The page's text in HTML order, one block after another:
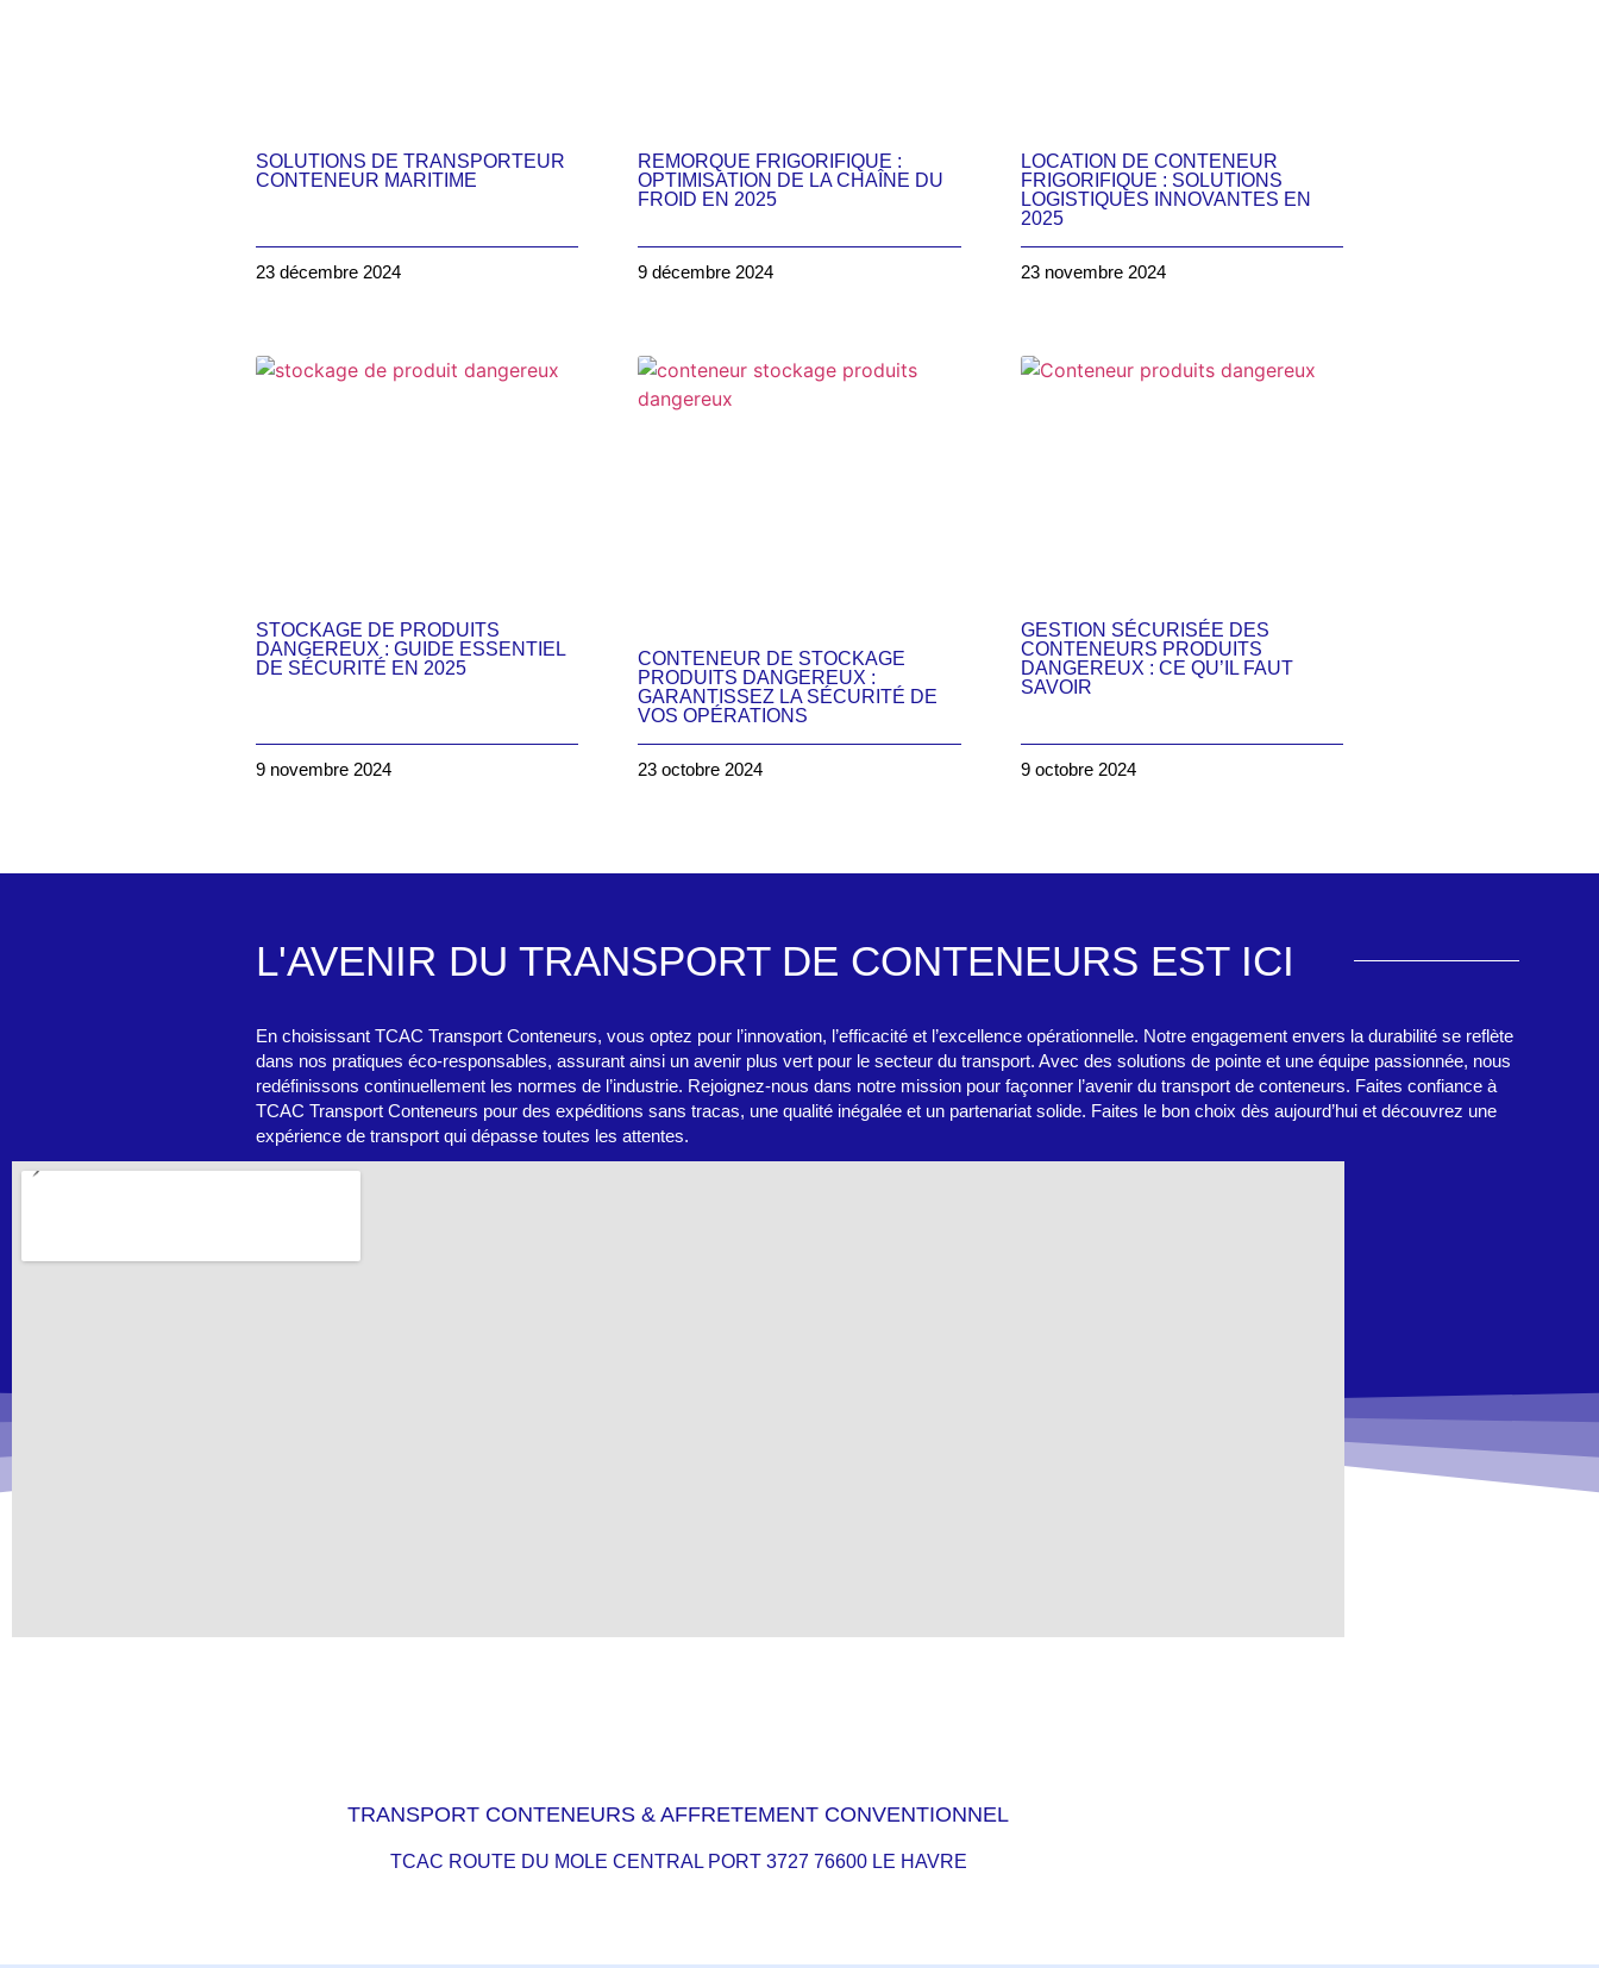
SOLUTIONS DE TRANSPORTEUR
CONTENEUR MARITIME
23 décembre 2024
REMORQUE FRIGORIFIQUE :
OPTIMISATION DE LA CHAÎNE DU
FROID EN 2025
9 décembre 2024
LOCATION DE CONTENEUR
FRIGORIFIQUE : SOLUTIONS
LOGISTIQUES INNOVANTES EN
2025
23 novembre 2024
STOCKAGE DE PRODUITS
DANGEREUX : GUIDE ESSENTIEL
DE SÉCURITÉ EN 2025
9 novembre 2024
CONTENEUR DE STOCKAGE
PRODUITS DANGEREUX :
GARANTISSEZ LA SÉCURITÉ DE
VOS OPÉRATIONS
23 octobre 2024
GESTION SÉCURISÉE DES
CONTENEURS PRODUITS
DANGEREUX : CE QU’IL FAUT
SAVOIR
9 octobre 2024
L'AVENIR DU TRANSPORT DE CONTENEURS EST ICI
En choisissant TCAC Transport Conteneurs, vous optez pour l’innovation, l’efficacité et l’excellence opérationnelle. Notre engagement envers la durabilité se reflète
dans nos pratiques éco-responsables, assurant ainsi un avenir plus vert pour le secteur du transport. Avec des solutions de pointe et une équipe passionnée, nous
redéfinissons continuellement les normes de l’industrie. Rejoignez-nous dans notre mission pour façonner l’avenir du transport de conteneurs. Faites confiance à
TCAC Transport Conteneurs pour des expéditions sans tracas, une qualité inégalée et un partenariat solide. Faites le bon choix dès aujourd’hui et découvrez une
expérience de transport qui dépasse toutes les attentes.
TRANSPORT CONTENEURS & AFFRETEMENT CONVENTIONNEL
TCAC ROUTE DU MOLE CENTRAL PORT 3727 76600 LE HAVRE